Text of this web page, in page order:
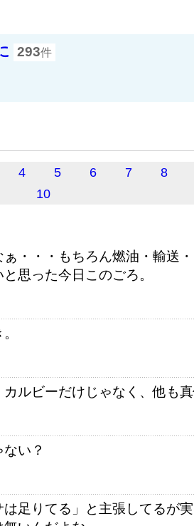
293件
4 5 6 7 8
10
・・・もちろん燃油・輸送
思った今日このごろ。
ルビーだけじゃなく、他も真
い？
足りてる」と主張してるが